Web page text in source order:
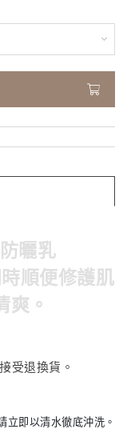
曬乳
順便修護肌
爽。
受退換貨。
立即以清水徹底沖洗。